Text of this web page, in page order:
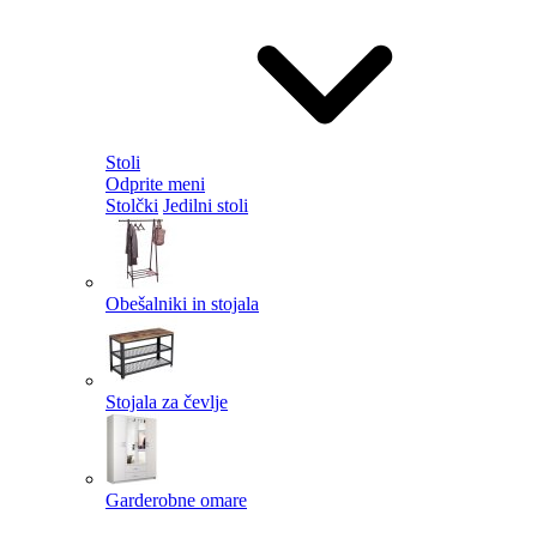
Stoli
Odprite meni
Stolčki Jedilni stoli
Obešalniki in stojala
Stojala za čevlje
Garderobne omare